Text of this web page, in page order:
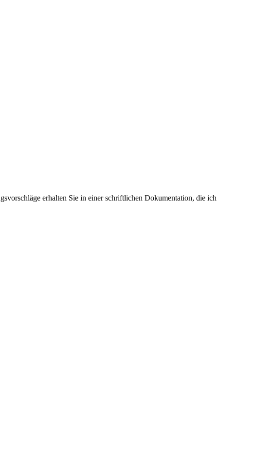
erhalten Sie in einer schriftlichen Dokumentation, die ich